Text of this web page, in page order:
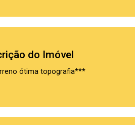
do Imóvel
ótima topografia***